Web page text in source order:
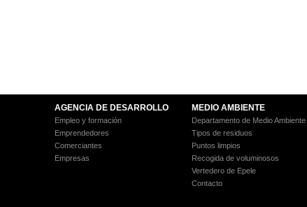
AGENCIA DE DESARROLLO
Empleo y formación
Emprendedores
Comerciantes
Empresas
MEDIO AMBIENTE
Departamento de Medio Ambiente
Tipos de residuos
Puntos limpios
Recogida de voluminosos
Vertedero de Epele
Contacto